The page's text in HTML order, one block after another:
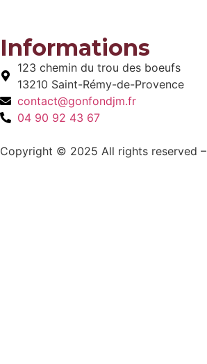
Informations
123 chemin du trou des boeufs
13210 Saint-Rémy-de-Provence
contact@gonfondjm.fr
04 90 92 43 67
Copyright © 2025 All rights reserved –